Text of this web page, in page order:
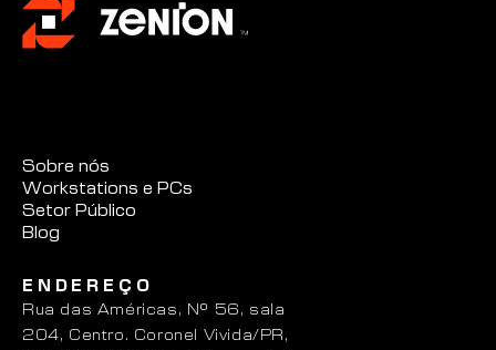
Sobre nós
Workstations e PCs
Setor Público
Blog
ENDEREÇO
Rua das Américas, N° 56, sala
204, Centro. Coronel Vivida/PR,